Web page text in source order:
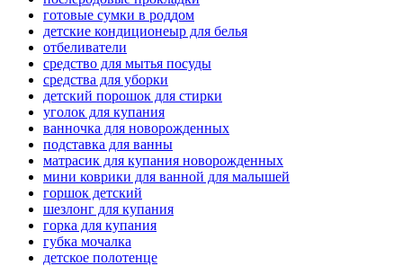
готовые сумки в роддом
детские кондиционеыр для белья
отбеливатели
средство для мытья посуды
средства для уборки
детский порошок для стирки
уголок для купания
ванночка для новорожденных
подставка для ванны
матрасик для купания новорожденных
мини коврики для ванной для малышей
горшок детский
шезлонг для купания
горка для купания
губка мочалка
детское полотенце